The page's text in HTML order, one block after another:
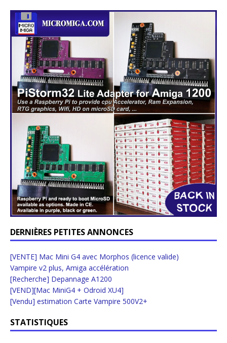
DERNIÈRES PETITES ANNONCES
[VENTE] Mac Mini G4 avec Morphos (licence valide)
Vampire v2 plus, Amiga accélération
[Recherche] Depannage A1200
[VEND][Mac MiniG4 + Odroid XU4]
[Vendu] estimation Carte Vampire 500V2+
STATISTIQUES